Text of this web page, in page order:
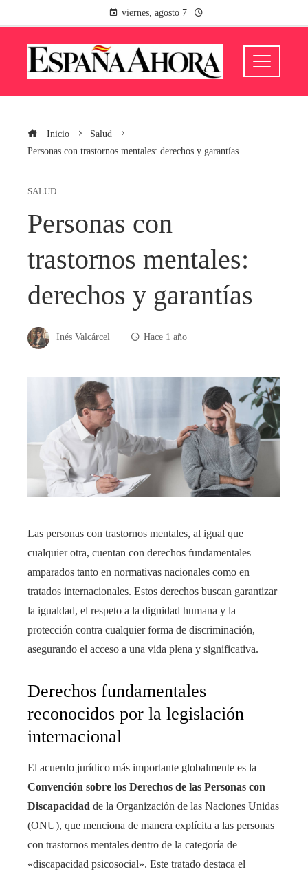
viernes, agosto 7
Inicio
Salud
Personas con trastornos mentales: derechos y garantías
SALUD
Personas con
trastornos mentales:
derechos y garantías
Inés Valcárcel Hace 1 año
Las personas con trastornos mentales, al igual que
cualquier otra, cuentan con derechos fundamentales
amparados tanto en normativas nacionales como en
tratados internacionales. Estos derechos buscan garantizar
la igualdad, el respeto a la dignidad humana y la
protección contra cualquier forma de discriminación,
asegurando el acceso a una vida plena y significativa.
Derechos fundamentales
reconocidos por la legislación
internacional
El acuerdo jurídico más importante globalmente es la
Convención sobre los Derechos de las Personas con
Discapacidad de la Organización de las Naciones Unidas
(ONU), que menciona de manera explícita a las personas
con trastornos mentales dentro de la categoría de
«discapacidad psicosocial». Este tratado destaca el